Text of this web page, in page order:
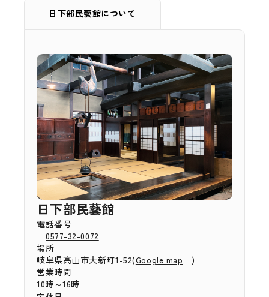
日下部民藝館について
日下部民藝館
電話番号
0577-32-0072
場所
岐阜県高山市大新町1-52(Google map
)
営業時間
10時～16時